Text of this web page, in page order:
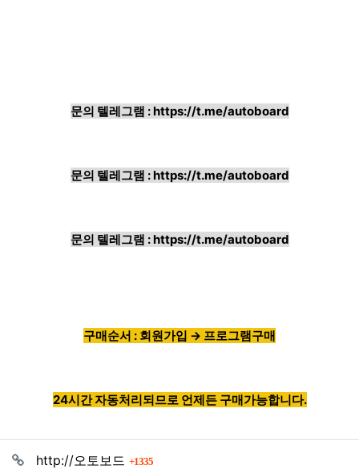
문의 텔레그램 :https://t.me/autoboard
문의 텔레그램 :https://t.me/autoboard
문의 텔레그램 :https://t.me/autoboard
구매순서 : 회원가입 → 프로그램구매
24시간 자동처리되므로 언제든 구매가능합니다.
http://오토보드 1335회 연결